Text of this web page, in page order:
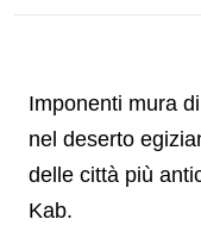
Imponenti mura
nel deserto
delle città più
Kab.